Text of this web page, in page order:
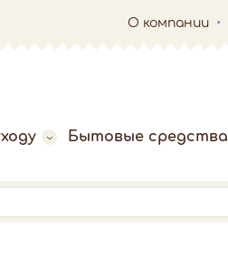
О компании
Бытовые средства